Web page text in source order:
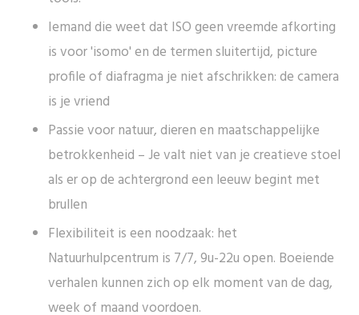
Iemand die weet dat ISO geen vreemde afkorting
is voor 'isomo' en de termen sluitertijd, picture
profile of diafragma je niet afschrikken: de camera
is je vriend
Passie voor natuur, dieren en maatschappelijke
betrokkenheid – Je valt niet van je creatieve stoel
als er op de achtergrond een leeuw begint met
brullen
Flexibiliteit is een noodzaak: het
Natuurhulpcentrum is 7/7, 9u-22u open. Boeiende
verhalen kunnen zich op elk moment van de dag,
week of maand voordoen.